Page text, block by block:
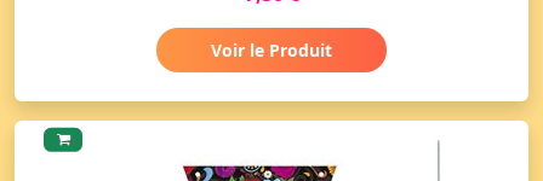
Voir le Produit